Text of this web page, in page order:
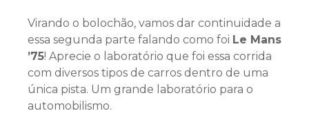
Virando o bolochão, vamos dar continuidade a
essa segunda parte falando como foi Le Mans
’75! Aprecie o laboratório que foi essa corrida
com diversos tipos de carros dentro de uma
única pista. Um grande laboratório para o
automobilismo.